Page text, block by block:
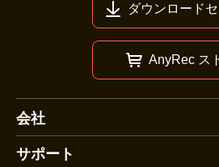
ダウンロード
AnyRec ス
会社
サポート